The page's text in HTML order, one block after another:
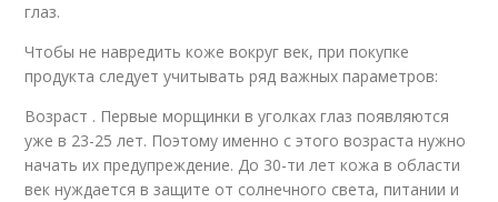
глаз.
Чтобы не навредить коже вокруг век, при покупке
продукта следует учитывать ряд важных параметров:
Возраст . Первые морщинки в уголках глаз появляются
уже в 23-25 лет. Поэтому именно с этого возраста нужно
начать их предупреждение. До 30-ти лет кожа в области
век нуждается в защите от солнечного света, питании и